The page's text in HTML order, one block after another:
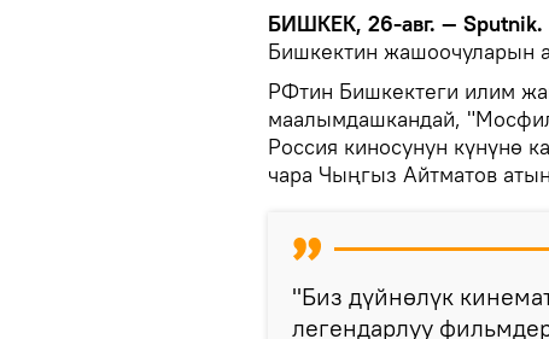
БИШКЕК, 26-авг. — Sputnik.
Бишкектин жашоочуларын
РФтин Бишкектеги илим
маалымдашкандай,
Россия киносунун күнүнө
чара Чыңгыз Айтматов
"Биз дүйнөлүк
легендарлуу